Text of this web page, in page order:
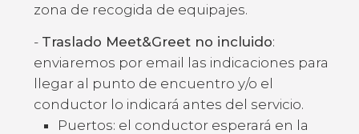
zona de recogida de equipajes.
- Traslado Meet&Greet no incluido:
enviaremos por email las indicaciones para
llegar al punto de encuentro y/o el
conductor lo indicará antes del servicio.
Puertos: el conductor esperará en la